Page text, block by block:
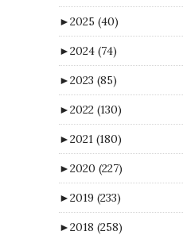
►2025 (40)
►2024 (74)
►2023 (85)
►2022 (130)
►2021 (180)
►2020 (227)
►2019 (233)
►2018 (258)